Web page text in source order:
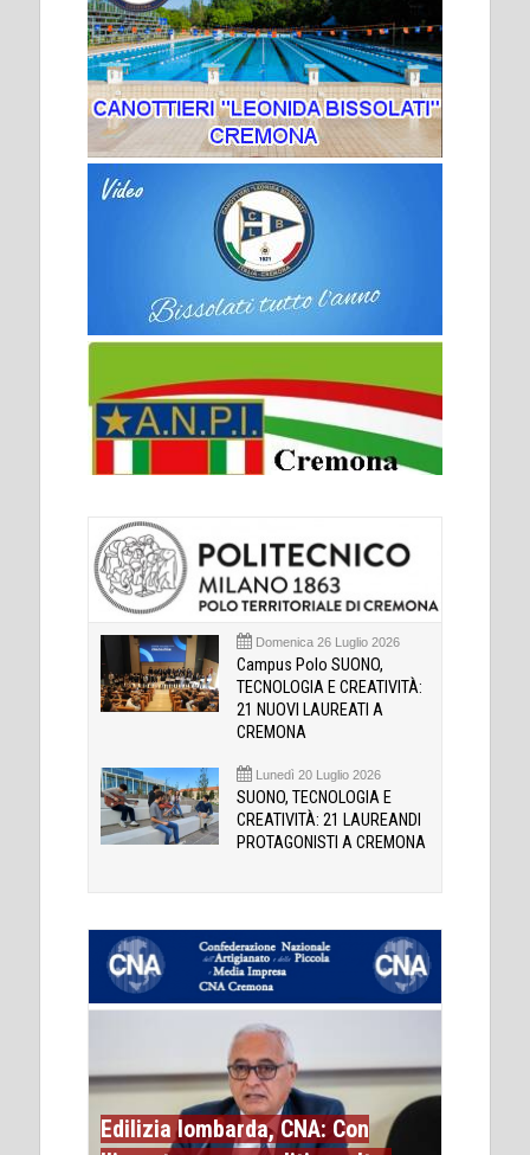
Domenica 26 Luglio 2026
Campus Polo SUONO,
TECNOLOGIA E CREATIVITÀ:
21 NUOVI LAUREATI A
CREMONA
Lunedì 20 Luglio 2026
SUONO, TECNOLOGIA E
CREATIVITÀ: 21 LAUREANDI
PROTAGONISTI A CREMONA
Edilizia lombarda, CNA: Con